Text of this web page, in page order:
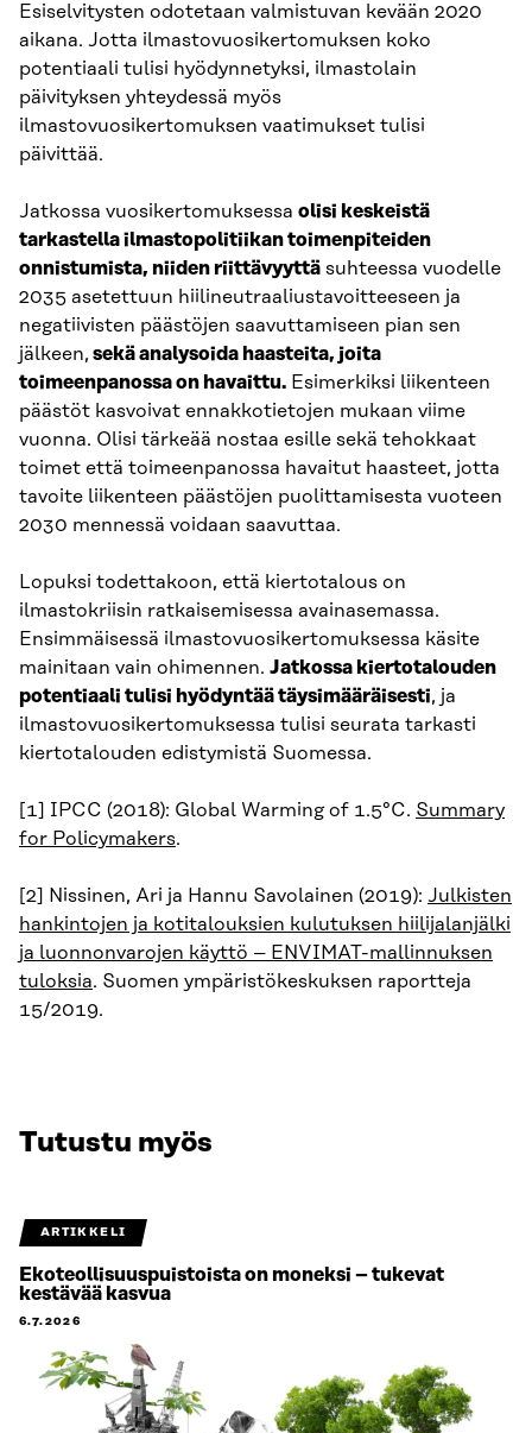
Esiselvitysten odotetaan valmistuvan kevään 2020
aikana. Jotta ilmastovuosikertomuksen koko
potentiaali tulisi hyödynnetyksi, ilmastolain
päivityksen yhteydessä myös
ilmastovuosikertomuksen vaatimukset tulisi
päivittää.
Jatkossa vuosikertomuksessa olisi keskeistä
tarkastella ilmastopolitiikan toimenpiteiden
onnistumista, niiden riittävyyttä suhteessa vuodelle
2035 asetettuun hiilineutraaliustavoitteeseen ja
negatiivisten päästöjen saavuttamiseen pian sen
jälkeen,sekä analysoida haasteita, joita
toimeenpanossa on havaittu. Esimerkiksi liikenteen
päästöt kasvoivat ennakkotietojen mukaan viime
vuonna. Olisi tärkeää nostaa esille sekä tehokkaat
toimet että toimeenpanossa havaitut haasteet, jotta
tavoite liikenteen päästöjen puolittamisesta vuoteen
2030 mennessä voidaan saavuttaa.
Lopuksi todettakoon, että kiertotalous on
ilmastokriisin ratkaisemisessa avainasemassa.
Ensimmäisessä ilmastovuosikertomuksessa käsite
mainitaan vain ohimennen. Jatkossa kiertotalouden
potentiaali tulisi hyödyntää täysimääräisesti, ja
ilmastovuosikertomuksessa tulisi seurata tarkasti
kiertotalouden edistymistä Suomessa.
[1] IPCC (2018): Global Warming of 1.5°C. Summary
for Policymakers.
[2] Nissinen, Ari ja Hannu Savolainen (2019): Julkisten
hankintojen ja kotitalouksien kulutuksen hiilijalanjälki
ja luonnonvarojen käyttö – ENVIMAT-mallinnuksen
tuloksia. Suomen ympäristökeskuksen raportteja
15/2019.
Tutustu myös
ARTIKKELI
Ekoteollisuuspuistoista on moneksi – tukevat
kestävää kasvua
6.7.2026